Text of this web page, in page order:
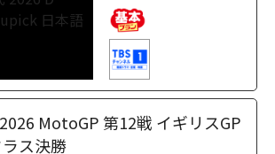
MotoGP 第12戦 イギリスGP
ス決勝